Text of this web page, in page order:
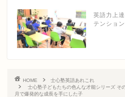
英語力上
テンショ
HOME
士心塾英語あれこれ
士心塾子どもたちの色んな才能シリーズ
月で爆発的な成長を手にした子